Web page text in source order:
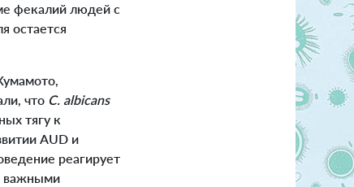
фекалий людей с
остается
что C. albicans
тягу к
AUD и
реагирует
важными